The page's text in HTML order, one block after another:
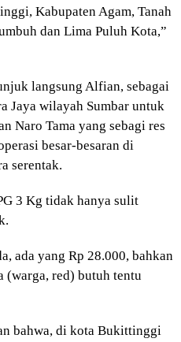
Kabupaten Agam, Tanah
dan Lima Puluh Kota,”
langsung Alfian, sebagai
Jaya wilayah Sumbar untuk
Naro Tama yang sebagi res
besar-besaran di
serentak.
3 Kg tidak hanya sulit
ada yang Rp 28.000, bahkan
(warga, red) butuh tentu
bahwa, di kota Bukittinggi